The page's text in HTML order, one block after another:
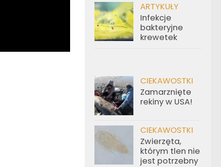
ARTYKUŁY
Infekcje
bakteryjne
krewetek
CIEKAWOSTKI
Zamarznięte
rekiny w USA!
CIEKAWOSTKI
Zwierzęta,
którym tlen nie
jest potrzebny